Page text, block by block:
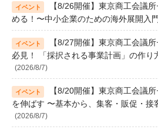
【8/26開催】東京商工会議
める！〜中小企業のための海外展開入門
【8/27開催】東京商工会議
必見！ 「採択される事業計画」の作り
(2026/8/7)
【8/20開催】東京商工会議
を伸ばす 〜基本から、集客・販促・接
(2026/8/7)